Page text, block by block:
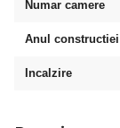
Numar camere
Anul constructiei
Incalzire